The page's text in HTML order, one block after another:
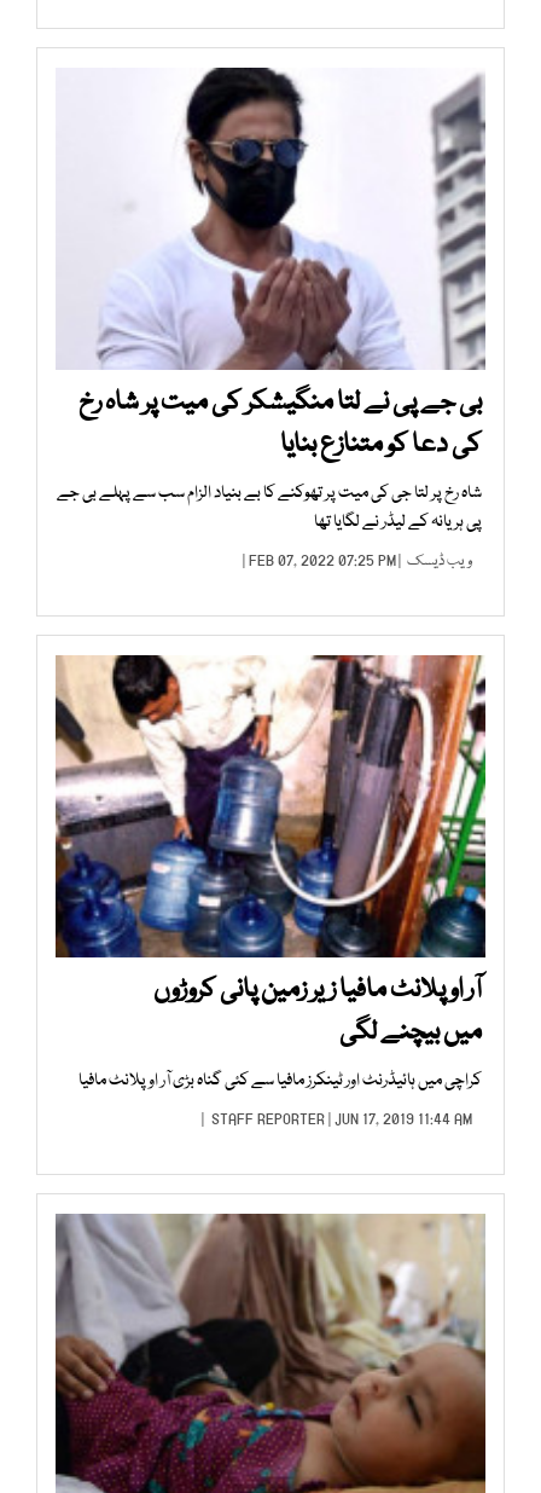
بی جے پی نے لتا منگیشکر کی میت پر شاہ رخ
کی دعا کو متنازع بنایا
شاہ رخ پر لتا جی کی میت پر تھوکنے کا بے بنیاد الزام سب سے پہلے بی جے
پی ہریانہ کے لیڈر نے لگایا تھا
ویب ڈیسک | FEB 07, 2022 07:25 PM |
آر او پلانٹ مافیا زیر زمین پانی کروڑوں
میں بیچنے لگی
کراچی میں ہائیڈرنٹ اور ٹینکرز مافیا سے کئی گناہ بڑی آر او پلانٹ مافیا
STAFF REPORTER| JUN 17, 2019 11:44 AM |